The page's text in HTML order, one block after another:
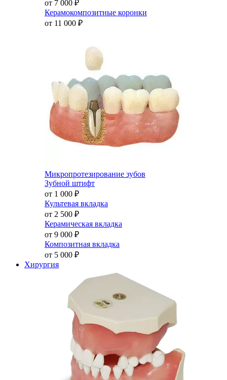
от 7 000 ₽
Керамокомпозитные коронки
от 11 000 ₽
Микропротезирование зубов
Зубной штифт
от 1 000 ₽
Культевая вкладка
от 2 500 ₽
Керамическая вкладка
от 9 000 ₽
Композитная вкладка
от 5 000 ₽
Хирургия